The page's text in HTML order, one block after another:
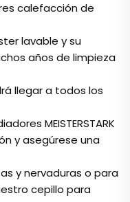
calefacción de
lavable y su
años de limpieza
llegar a todos los
MEISTERSTARK
y asegúrese una
y nervaduras o para
cepillo para